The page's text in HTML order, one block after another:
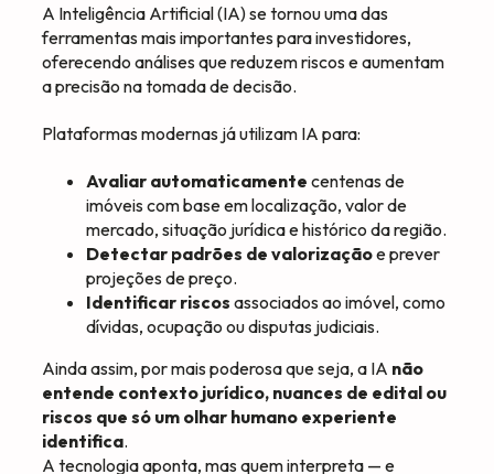
A Inteligência Artificial (IA) se tornou uma das
ferramentas mais importantes para investidores,
oferecendo análises que reduzem riscos e aumentam
a precisão na tomada de decisão.
Plataformas modernas já utilizam IA para:
Avaliar automaticamente centenas de
imóveis com base em localização, valor de
mercado, situação jurídica e histórico da região.
Detectar padrões de valorizaçãoe prever
projeções de preço.
Identificar riscos associados ao imóvel, como
dívidas, ocupação ou disputas judiciais.
Ainda assim, por mais poderosa que seja, a IA não
entende contexto jurídico, nuances de edital ou
riscos que só um olhar humano experiente
identifica.
A tecnologia aponta, mas quem interpreta — e